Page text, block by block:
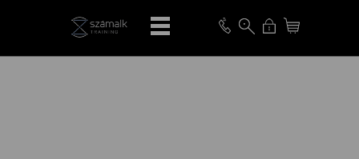
VISSZA